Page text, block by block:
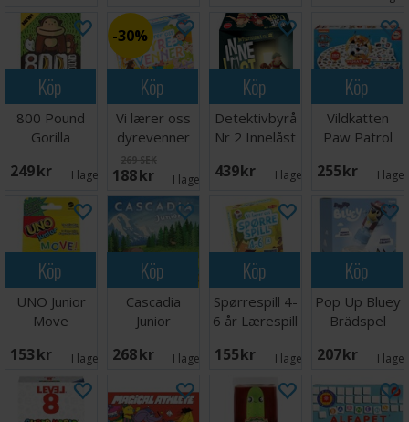
Köp
800 Pound
Gorilla
249 SEK I lager: 1
Köp
30%
Vi lærer oss
dyrevenner
Lærespill
269 SEK
188 SEK I lager: 2
Köp
Detektivbyrå
Nr 2 Innelåst
439 SEK I lager: 2
Köp
Vildkatten
Paw Patrol
255 SEK I
Köp
UNO Junior
Move
153 SEK I lager: 7
Köp
Cascadia
Junior
Svensk
268 SEK I lager:
Köp
Spørrespill 4-
6 år Lærespill
155 SEK I lager: 1
Köp
Pop Up Bluey
Brädspel
207 SEK I